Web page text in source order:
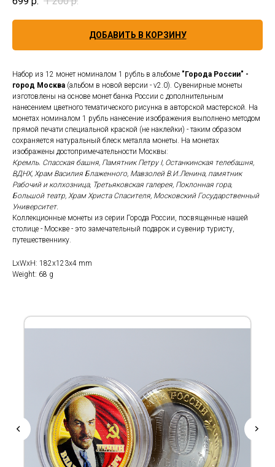
ДОБАВИТЬ В КОРЗИНУ
Набор из 12 монет номиналом 1 рубль в альбоме "Города России" -
город Москва (альбом в новой версии - v2.0). Сувенирные монеты
изготовлены на основе монет банка России с дополнительным
нанесением цветного тематического рисунка в авторской мастерской. На
монетах номиналом 1 рубль нанесение изображения выполнено методом
прямой печати специальной краской (не наклейки) - таким образом
сохраняется натуральный блеск металла монеты. На монетах
изображены достопримечательности Москвы:
Кремль. Спасская башня, Памятник Петру I, Останкинская телебашня,
ВДНХ, Храм Василия Блаженного, Мавзолей В.И.Ленина, памятник
Рабочий и колхозница, Третьяковская галерея, Поклонная гора,
Большой театр, Храм Христа Спасителя, Московский Государственный
Университет.
Коллекционные монеты из серии Города России, посвященные нашей
столице - Москве - это замечательный подарок и сувенир туристу,
путешественнику.
LxWxH: 182x123x4 mm
Weight: 68 g